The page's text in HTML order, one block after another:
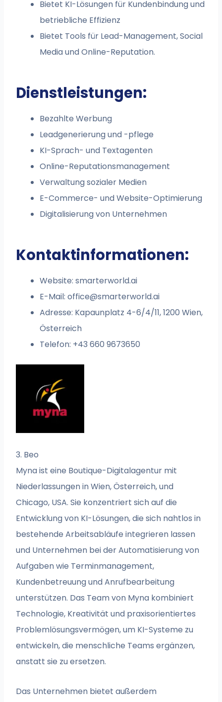
Bietet KI-Lösungen für Kundenbindung und
betriebliche Effizienz
Bietet Tools für Lead-Management, Social
Media und Online-Reputation.
Dienstleistungen:
Bezahlte Werbung
Leadgenerierung und -pflege
KI-Sprach- und Textagenten
Online-Reputationsmanagement
Verwaltung sozialer Medien
E-Commerce- und Website-Optimierung
Digitalisierung von Unternehmen
Kontaktinformationen:
Website: smarterworld.ai
E-Mail:office@smarterworld.ai
Adresse: Kapaunplatz 4-6/4/11, 1200 Wien,
Österreich
Telefon: +43 660 9673650
3. Beo
Myna ist eine Boutique-Digitalagentur mit
Niederlassungen in Wien, Österreich, und
Chicago, USA. Sie konzentriert sich auf die
Entwicklung von KI-Lösungen, die sich nahtlos in
bestehende Arbeitsabläufe integrieren lassen
und Unternehmen bei der Automatisierung von
Aufgaben wie Terminmanagement,
Kundenbetreuung und Anrufbearbeitung
unterstützen. Das Team von Myna kombiniert
Technologie, Kreativität und praxisorientiertes
Problemlösungsvermögen, um KI-Systeme zu
entwickeln, die menschliche Teams ergänzen,
anstatt sie zu ersetzen.
Das Unternehmen bietet außerdem